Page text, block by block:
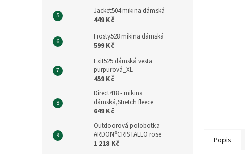
Jacket504 mikina dámská
449 Kč
Frosty528 mikina dámská
599 Kč
Exit525 dámská vesta
purpurová_XL
459 Kč
Direct418 - mikina
dámská,Stretch fleece
649 Kč
Outdoorová polobotka
ARDON®CRISTALLO rose
1 218 Kč Popis